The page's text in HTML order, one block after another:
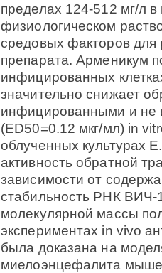
пределах 124-512 мг/л
физиологическом
средовых факторов для
препарата. Арменикум
инфицированных
значительно снижает
инфицированными и не
(ED50=0.12 мкг/мл) in
облученных культурах
активность обратной
зависимости от
стабильность РНК ВИЧ-
молекулярной массы
экспериментах in vivo
была доказана на
миелоэнцефалита